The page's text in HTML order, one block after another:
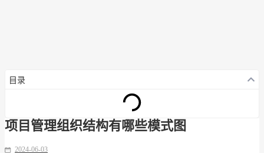
目录
项目管理组织结构有哪些模式图
2024-06-03